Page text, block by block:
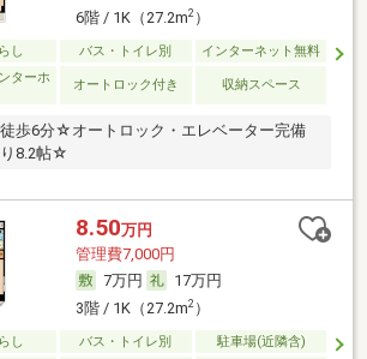
6階 / 1K（27.2m2）
し バス・トイレ別
インターネット無料
ターホ
オートロック付き 収納スペース
歩6分☆オートロック・エレベーター完備
8.2帖☆
8.50万円
管理費7,000円
7万円
17万円
3階 / 1K（27.2m2）
し バス・トイレ別 駐車場(近隣含)